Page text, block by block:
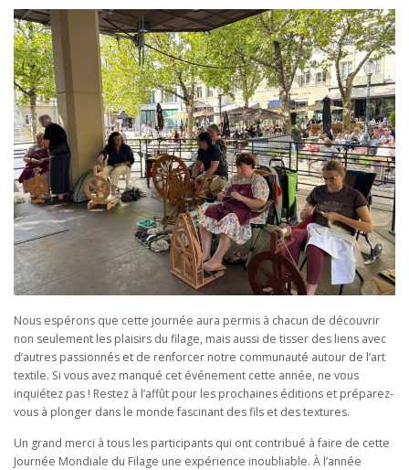
Nous espérons que cette journée aura permis à chacun de découvrir
non seulement les plaisirs du filage, mais aussi de tisser des liens avec
d’autres passionnés et de renforcer notre communauté autour de l’art
textile. Si vous avez manqué cet événement cette année, ne vous
inquiétez pas ! Restez à l’affût pour les prochaines éditions et préparez-
vous à plonger dans le monde fascinant des fils et des textures.
Un grand merci à tous les participants qui ont contribué à faire de cette
Journée Mondiale du Filage une expérience inoubliable. À l’année